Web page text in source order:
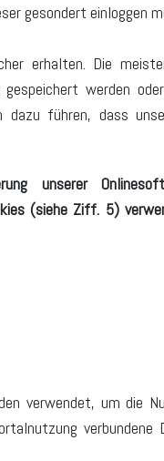
gesondert einloggen
erhalten. Die
werden
führen, dass
unserer
(siehe Ziff. 5)
verwendet, um die
verbundene